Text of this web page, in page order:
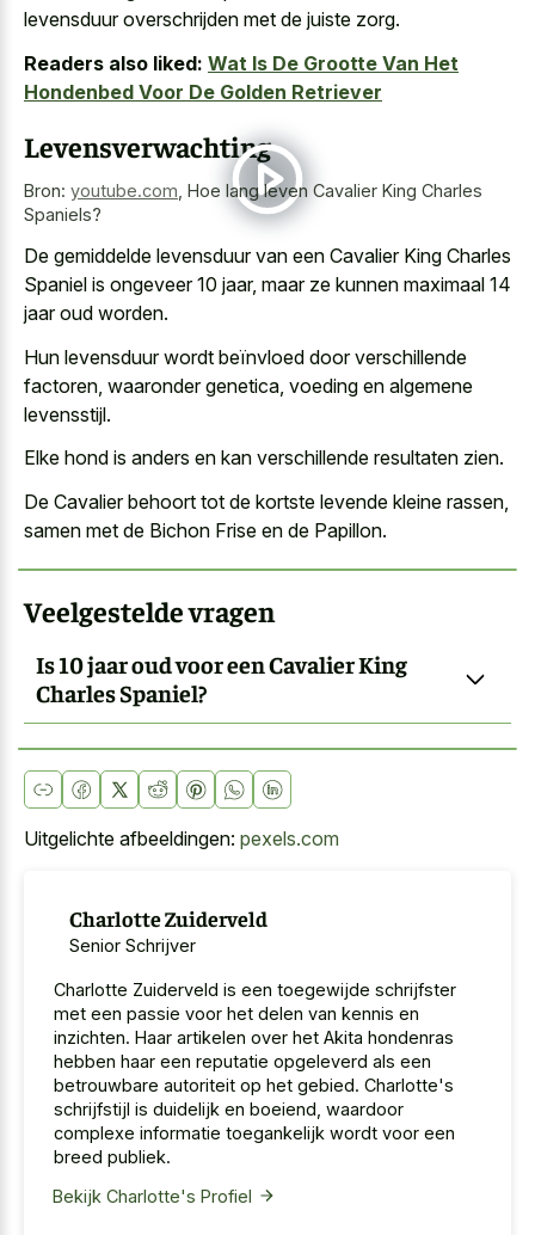
levensduur overschrijden met de juiste zorg.
Readers also liked: Wat Is De Grootte Van Het
Hondenbed Voor De Golden Retriever
Levensverwachting
Bron: youtube.com Hoe lang leven Cavalier King Charles
Spaniels?
De gemiddelde levensduur van een Cavalier King Charles
Spaniel is ongeveer 10 jaar, maar ze kunnen maximaal 14
jaar oud worden.
Hun levensduur wordt beïnvloed door verschillende
factoren, waaronder genetica, voeding en algemene
levensstijl.
Elke hond is anders en kan verschillende resultaten zien.
De Cavalier behoort tot de kortste levende kleine rassen,
samen met de Bichon Frise en de Papillon.
Veelgestelde vragen
Is 10 jaar oud voor een Cavalier King
Charles Spaniel?
Uitgelichte afbeeldingen: pexels.com
Charlotte Zuiderveld
Senior Schrijver
Charlotte Zuiderveld is een toegewijde schrijfster
met een passie voor het delen van kennis en
inzichten. Haar artikelen over het Akita hondenras
hebben haar een reputatie opgeleverd als een
betrouwbare autoriteit op het gebied. Charlotte's
schrijfstijl is duidelijk en boeiend, waardoor
complexe informatie toegankelijk wordt voor een
breed publiek.
Bekijk Charlotte's Profiel